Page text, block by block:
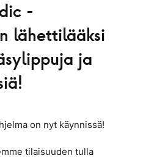
-
lähettilääksi
ja
on nyt käynnissä!
tilaisuuden tulla